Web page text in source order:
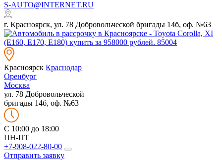
S-AUTO@INTERNET.RU
г. Красноярск, ул. 78 Добровольческой бригады 14б, оф. №63
Красноярск Краснодар
Оренбург
Москва
ул. 78 Добровольческой
бригады 14б, оф. №63
C 10:00 до 18:00
ПН-ПТ
+7-908-022-80-00
Отправить заявку